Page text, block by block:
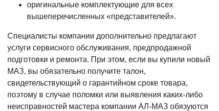
оригинальные комплектующие для всех
вышеперечисленных «представителей».
Специалисты компании дополнительно предлагают
услуги сервисного обслуживания, предпродажной
подготовки и ремонта. При этом, если вы купили новый
МАЗ, вы обязательно получите талон,
свидетельствующий о гарантийном сроке товара,
поэтому в случае поломки или выявления каких-либо
неисправностей мастера компании АЛ-МАЗ обязуются